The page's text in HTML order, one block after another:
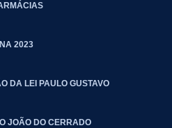
2023
DA LEI PAULO GUSTAVO
JOÃO DO CERRADO